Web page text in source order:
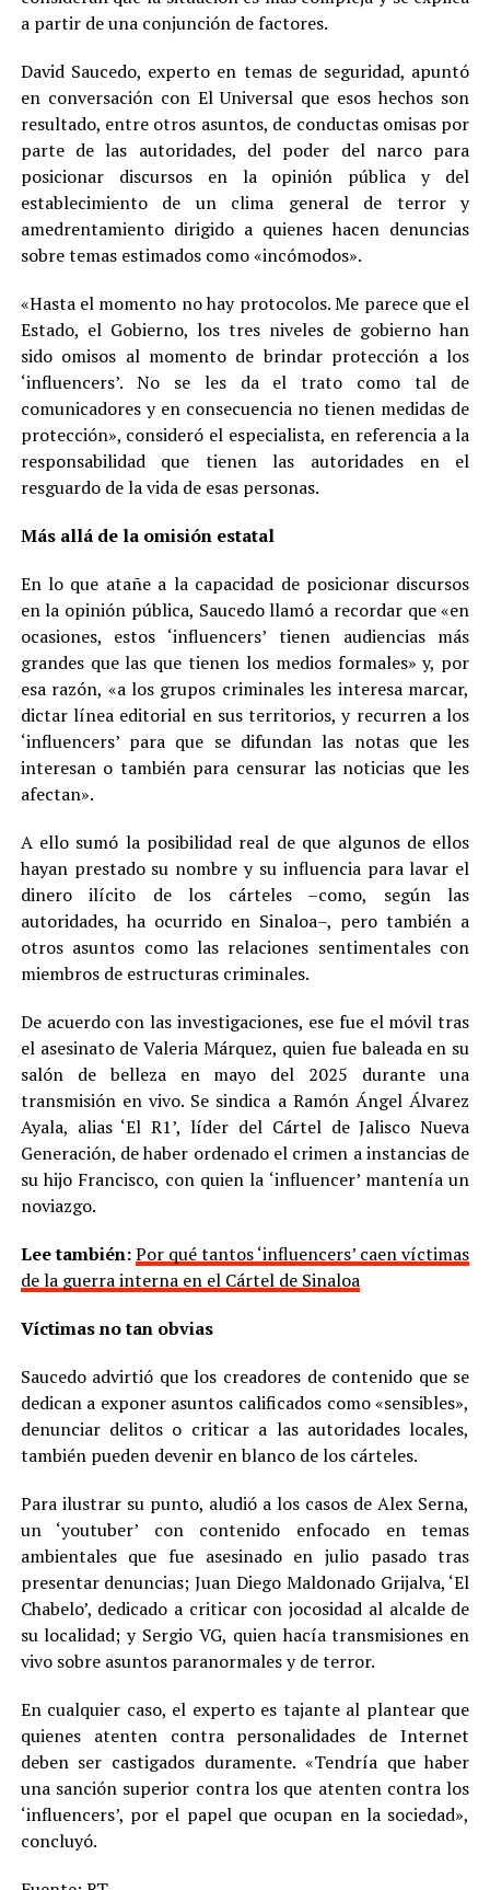
a partir de una conjunción de factores.
David Saucedo, experto en temas de seguridad, apuntó
en conversación con El Universal que esos hechos son
resultado, entre otros asuntos, de conductas omisas por
parte de las autoridades, del poder del narco para
posicionar discursos en la opinión pública y del
establecimiento de un clima general de terror y
amedrentamiento dirigido a quienes hacen denuncias
sobre temas estimados como «incómodos».
«Hasta el momento no hay protocolos. Me parece que el
Estado, el Gobierno, los tres niveles de gobierno han
sido omisos al momento de brindar protección a los
‘influencers’. No se les da el trato como tal de
comunicadores y en consecuencia no tienen medidas de
protección», consideró el especialista, en referencia a la
responsabilidad que tienen las autoridades en el
resguardo de la vida de esas personas.
Más allá de la omisión estatal
En lo que atañe a la capacidad de posicionar discursos
en la opinión pública, Saucedo llamó a recordar que «en
ocasiones, estos ‘influencers’ tienen audiencias más
grandes que las que tienen los medios formales» y, por
esa razón, «a los grupos criminales les interesa marcar,
dictar línea editorial en sus territorios, y recurren a los
‘influencers’ para que se difundan las notas que les
interesan o también para censurar las noticias que les
afectan».
A ello sumó la posibilidad real de que algunos de ellos
hayan prestado su nombre y su influencia para lavar el
dinero ilícito de los cárteles –como, según las
autoridades, ha ocurrido en Sinaloa–, pero también a
otros asuntos como las relaciones sentimentales con
miembros de estructuras criminales.
De acuerdo con las investigaciones, ese fue el móvil tras
el asesinato de Valeria Márquez, quien fue baleada en su
salón de belleza en mayo del 2025 durante una
transmisión en vivo. Se sindica a Ramón Ángel Álvarez
Ayala, alias ‘El R1’, líder del Cártel de Jalisco Nueva
Generación, de haber ordenado el crimen a instancias de
su hijo Francisco, con quien la ‘influencer’ mantenía un
noviazgo.
Lee también:Por qué tantos ‘influencers’ caen víctimas
de la guerra interna en el Cártel de Sinaloa
Víctimas no tan obvias
Saucedo advirtió que los creadores de contenido que se
dedican a exponer asuntos calificados como «sensibles»,
denunciar delitos o criticar a las autoridades locales,
también pueden devenir en blanco de los cárteles.
Para ilustrar su punto, aludió a los casos de Alex Serna,
un ‘youtuber’ con contenido enfocado en temas
ambientales que fue asesinado en julio pasado tras
presentar denuncias; Juan Diego Maldonado Grijalva, ‘El
Chabelo’, dedicado a criticar con jocosidad al alcalde de
su localidad; y Sergio VG, quien hacía transmisiones en
vivo sobre asuntos paranormales y de terror.
En cualquier caso, el experto es tajante al plantear que
quienes atenten contra personalidades de Internet
deben ser castigados duramente. «Tendría que haber
una sanción superior contra los que atenten contra los
‘influencers’, por el papel que ocupan en la sociedad»,
concluyó.